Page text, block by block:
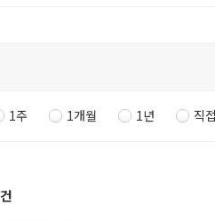
1주 1개월 1년 직
건